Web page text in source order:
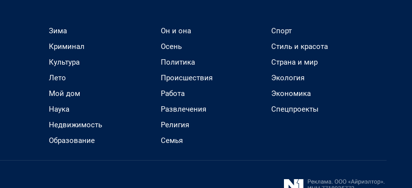
Зима
Криминал
Культура
Лето
Мой дом
Наука
Недвижимость
Образование
Он и она
Осень
Политика
Происшествия
Работа
Развлечения
Религия
Семья
Спорт
Стиль и красота
Страна и мир
Экология
Экономика
Спецпроекты